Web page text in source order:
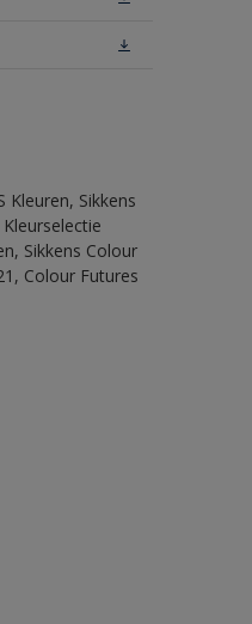
Kleuren, Sikkens
Sikkens Colour
Colour Futures